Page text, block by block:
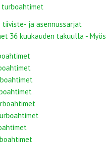
turboahtimet
tiiviste- ja asennussarjat
36 kuukauden takuulla - Myös